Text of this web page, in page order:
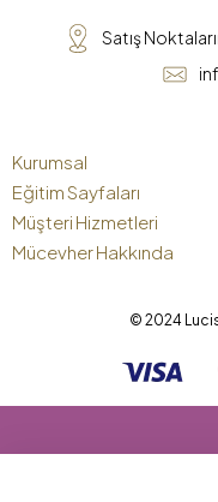
Satış
Kurumsal
Eğitim Sayfaları
Müşteri Hizmetleri
Mücevher Hakkında
© 2024 Lucis